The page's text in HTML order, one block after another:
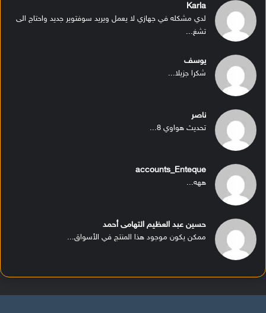
Karla
لدي مشكله في جهازي لا يعمل ويريد سوفتوير جديد واحتاج الى
تشغ...
يوسف
شكرا جزيلا...
ناصر
تحديث هواوي 8...
accounts_Enteque
ههه...
حسين عبد العظيم التهامى أحمد
ممكن يكون موجود هذا المنتج في الأسواق...